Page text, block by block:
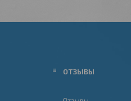
ОТЗЫВЫ